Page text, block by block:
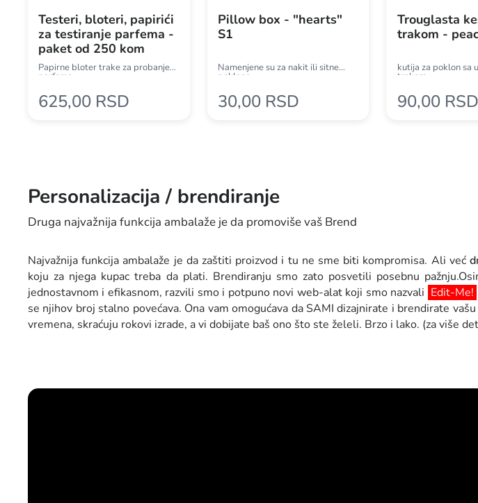
Testeri, bloteri, papirići
za testiranje parfema -
paket od 250 kom
Papirne bloter trake za probanje
parfema
625,00 RSD
Pillow box - "hearts"
S1
Namenjene su za nakit ili sitne
poklone
30,00 RSD
Trouglasta
trakom -
kutija za poklon sa
trakom
90,00 RSD
Personalizacija / brendiranje
Druga najvažnija funkcija ambalaže je da promoviše vaš Brend
Najvažnija funkcija ambalaže je da zaštiti proizvod i tu ne sme biti kompromisa. Ali već
koju za njega kupac treba da plati. Brendiranju smo zato posvetili posebnu
jednostavnom i efikasnom, razvili smo i potpuno novi web-alat koji smo nazvali Edit-Me!
se njihov broj stalno povećava. Ona vam omogućava da SAMI dizajnirate i brendirate
vremena, skraćuju rokovi izrade, a vi dobijate baš ono što ste želeli. Brzo i lako. (za više